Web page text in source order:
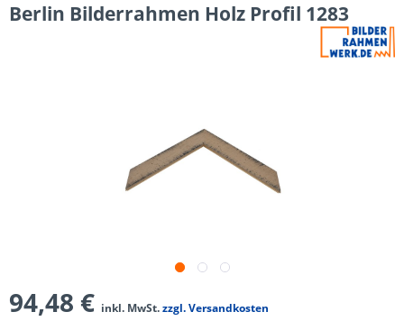
Berlin Bilderrahmen Holz Profil 1283
94,48 € inkl. MwSt.zzgl. Versandkosten